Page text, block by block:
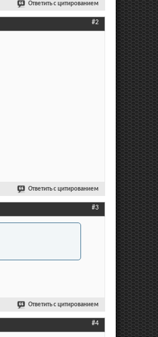
Ответить с цитированием
#2
Ответить с цитированием
#3
Ответить с цитированием
#4